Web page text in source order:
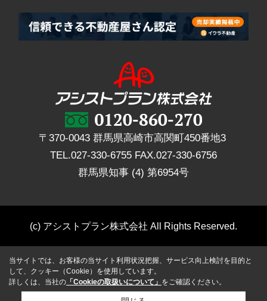
〒370-0043 群馬県高崎市高関町450番地3
TEL.027-330-6755 FAX.027-330-6756
群馬県知事 (4) 第6954号
(c) アシストプラン株式会社 All Rights Reserved.
当サイトでは、お客様の当サイト利用状況把握、サービス向上検討を目的と
して、クッキー（Cookie）を使用しています。
詳しくは、当社の 「Cookieの取扱いについて」 をご確認ください。